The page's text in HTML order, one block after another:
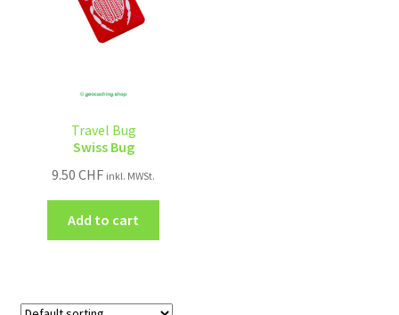
Travel Bug
Swiss Bug
9.50CHF inkl. MWSt.
Add to cart